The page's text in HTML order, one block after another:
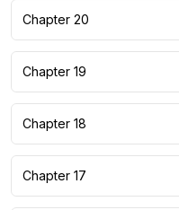
Chapter 20
Chapter 19
Chapter 18
Chapter 17